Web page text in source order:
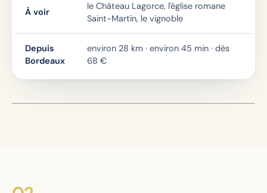
À voir
le Château Lagorce, l'église romane
Saint-Martin, le vignoble
Depuis
Bordeaux
environ 28 km · environ 45 min · dès
68 €